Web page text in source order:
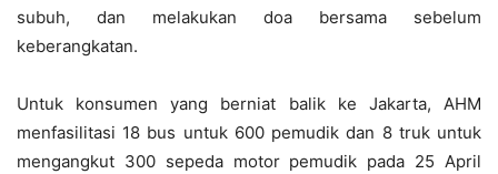
subuh, dan melakukan doa bersama sebelum
keberangkatan.
Untuk konsumen yang berniat balik ke Jakarta, AHM
menfasilitasi 18 bus untuk 600 pemudik dan 8 truk untuk
mengangkut 300 sepeda motor pemudik pada 25 April